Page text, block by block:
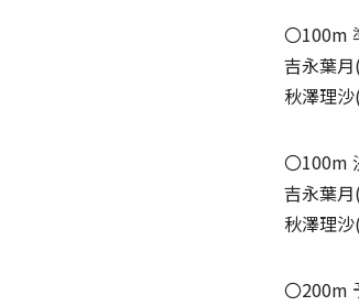
〇100m
吉永葉
秋澤理
〇100m
吉永葉
秋澤理
〇200m